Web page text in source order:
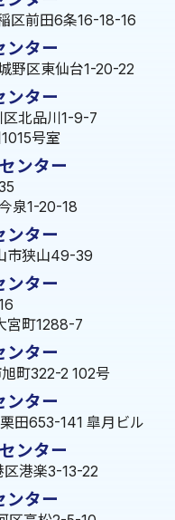
区前田6条16-18-16
ンター
野区東仙台1-20-22
ンター
北品川1-9-7
号室
ンター
泉1-20-18
ンター
市狭山49-39
ンター
宮町1288-7
ンター
町322-2 102号
ンター
田653-141 皐月ビル
ンター
港楽3-13-22
ンター